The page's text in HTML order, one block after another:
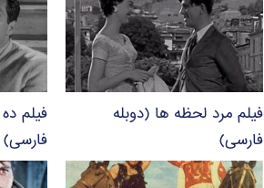
فیلم مرد لحظه ها (دوبله
فارسی)
فیلم
فارسی)